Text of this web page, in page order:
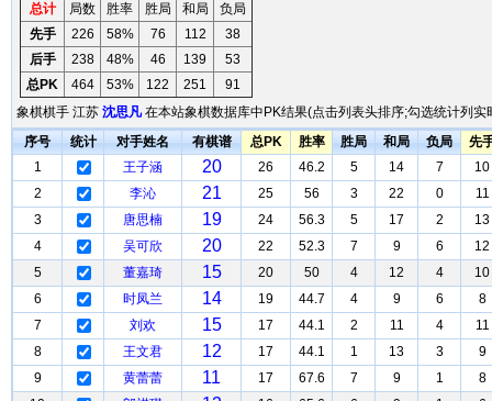
总计
局数 胜率 胜局 和局
负局
先手
226 58% 76 112
38
后手
238 48% 46 139
53
总PK
464 53% 122 251
91
象棋棋手 江苏 沈思凡在本站象棋数据库中PK结果(点击列表头排序;勾选统计列
序号
统计 对手姓名 有棋谱 总PK 胜率 胜局 和局 负局
先
1
王子涵 20 26 46.2 5 14 7
10
2
李沁 21 25 56 3 22 0
11
3
唐思楠 19 24 56.3 5 17 2
13
4
吴可欣 20 22 52.3 7 9 6
12
5
董嘉琦 15 20 50 4 12 4
10
6
时凤兰 14 19 44.7 4 9 6
8
7
刘欢 15 17 44.1 2 11 4
11
8
王文君 12 17 44.1 1 13 3
9
9
黄蕾蕾 11 17 67.6 7 9 1
8